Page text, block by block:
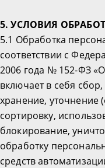
5. УСЛОВИЯ
5.1 Обработка
соответствии с
2006 года № 152-ФЗ
включает в себя
хранение, уточнение
сортировку,
блокирование,
обработку
средств